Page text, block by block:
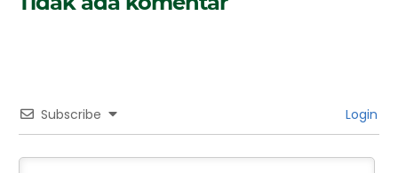
Subscribe Login